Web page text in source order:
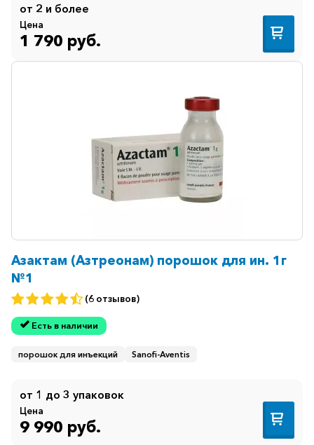
Сосудистые
Тромбозы
Урология
Щитовидная
от 2 и более
Цена
1 790 руб.
Азактам (Азтреонам) порошок для ин. 1г
№1
(6 отзывов)
Есть в наличии
порошок для инъекций Sanofi-Aventis
от 1 до 3 упаковок
Цена
9 990 руб.